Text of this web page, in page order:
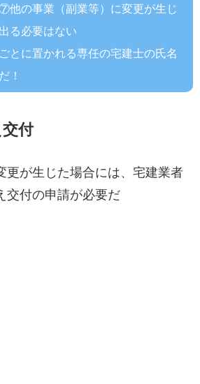
他の事業（副業等）に変更が生じ
る必要はない
とに置かれる専任の宅建士の氏名
！
付
更が生じた場合には、宅建業者
交付の申請が必要だ